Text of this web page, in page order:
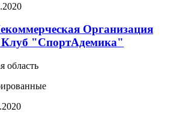
Организация
"СпортАдемика"
область